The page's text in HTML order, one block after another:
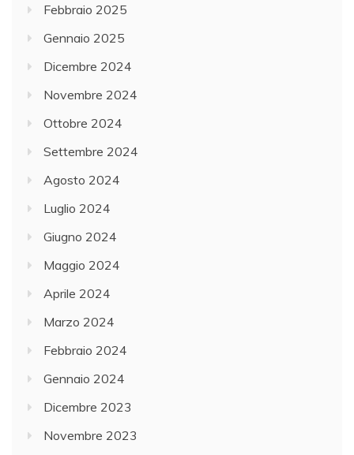
Febbraio 2025
Gennaio 2025
Dicembre 2024
Novembre 2024
Ottobre 2024
Settembre 2024
Agosto 2024
Luglio 2024
Giugno 2024
Maggio 2024
Aprile 2024
Marzo 2024
Febbraio 2024
Gennaio 2024
Dicembre 2023
Novembre 2023